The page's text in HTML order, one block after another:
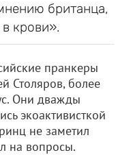
британца,
крови».
пранкеры
Столяров, более
Они дважды
экоактивисткой
не заметил
на вопросы.